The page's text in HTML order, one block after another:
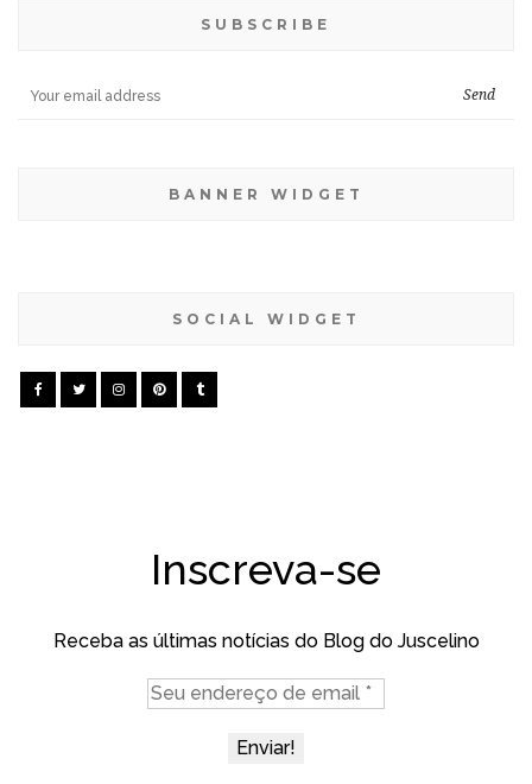
SUBSCRIBE
BANNER WIDGET
SOCIAL WIDGET
Inscreva-se
Receba as últimas notícias do Blog do Juscelino